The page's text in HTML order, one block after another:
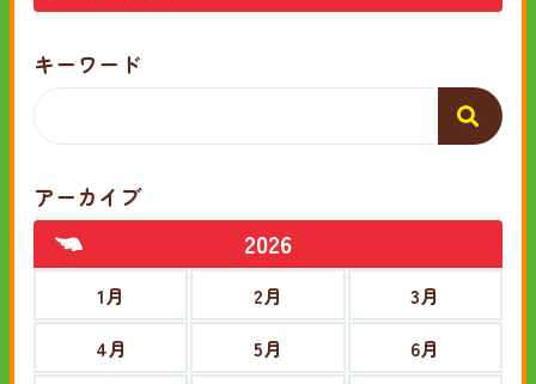
キーワード
アーカイブ
2026
1月 2月
3月
4月
5月
6月